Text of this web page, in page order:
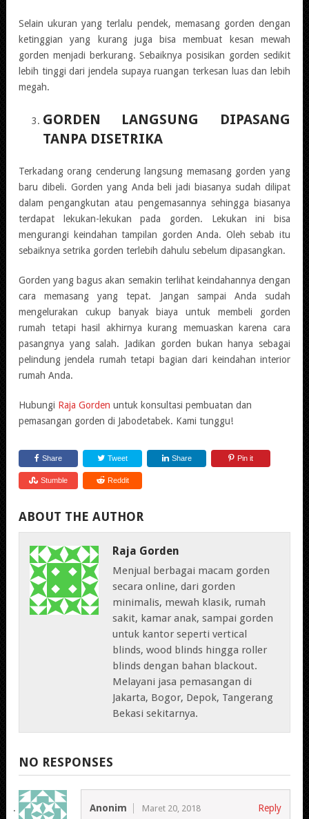
Selain ukuran yang terlalu pendek, memasang gorden dengan
ketinggian yang kurang juga bisa membuat kesan mewah
gorden menjadi berkurang. Sebaiknya posisikan gorden sedikit
lebih tinggi dari jendela supaya ruangan terkesan luas dan lebih
megah.
GORDEN LANGSUNG DIPASANG
TANPA DISETRIKA
Terkadang orang cenderung langsung memasang gorden yang
baru dibeli. Gorden yang Anda beli jadi biasanya sudah dilipat
dalam pengangkutan atau pengemasannya sehingga biasanya
terdapat lekukan-lekukan pada gorden. Lekukan ini bisa
mengurangi keindahan tampilan gorden Anda. Oleh sebab itu
sebaiknya setrika gorden terlebih dahulu sebelum dipasangkan.
Gorden yang bagus akan semakin terlihat keindahannya dengan
cara memasang yang tepat. Jangan sampai Anda sudah
mengelurakan cukup banyak biaya untuk membeli gorden
rumah tetapi hasil akhirnya kurang memuaskan karena cara
pasangnya yang salah. Jadikan gorden bukan hanya sebagai
pelindung jendela rumah tetapi bagian dari keindahan interior
rumah Anda.
Hubungi Raja Gorden untuk konsultasi pembuatan dan
pemasangan gorden di Jabodetabek. Kami tunggu!
Share Tweet Share Pin it
Stumble Reddit
ABOUT THE AUTHOR
Raja Gorden
Menjual berbagai macam gorden
secara online, dari gorden
minimalis, mewah klasik, rumah
sakit, kamar anak, sampai gorden
untuk kantor seperti vertical
blinds, wood blinds hingga roller
blinds dengan bahan blackout.
Melayani jasa pemasangan di
Jakarta, Bogor, Depok, Tangerang
Bekasi sekitarnya.
NO RESPONSES
Anonim Maret 20, 2018 Reply